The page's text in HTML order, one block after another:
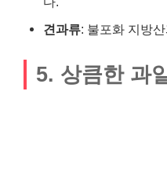
견과류: 불포화 지방
5. 상큼한 과